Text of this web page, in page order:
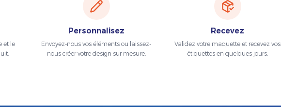
et le
Personnalisez
Envoyez-nous vos éléments ou laissez-
nous créer votre design sur mesure.
Recevez
Validez votre maquette et recevez vos
étiquettes en quelques jours.